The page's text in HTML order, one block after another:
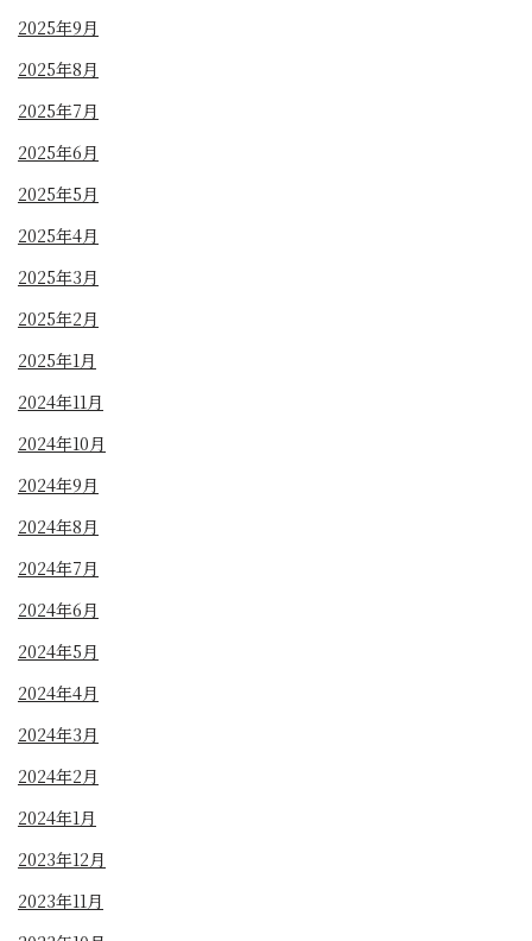
2025年9月
2025年8月
2025年7月
2025年6月
2025年5月
2025年4月
2025年3月
2025年2月
2025年1月
2024年11月
2024年10月
2024年9月
2024年8月
2024年7月
2024年6月
2024年5月
2024年4月
2024年3月
2024年2月
2024年1月
2023年12月
2023年11月